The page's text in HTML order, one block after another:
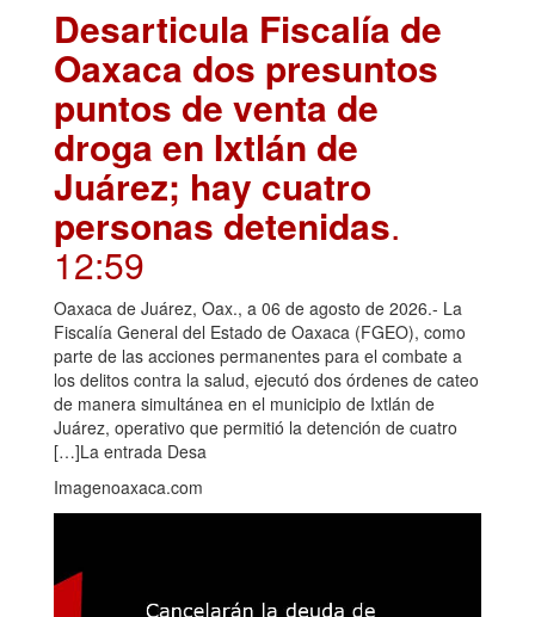
Desarticula Fiscalía de
Oaxaca dos presuntos
puntos de venta de
droga en Ixtlán de
Juárez; hay cuatro
personas detenidas.
12:59
Oaxaca de Juárez, Oax., a 06 de agosto de 2026.- La
Fiscalía General del Estado de Oaxaca (FGEO), como
parte de las acciones permanentes para el combate a
los delitos contra la salud, ejecutó dos órdenes de cateo
de manera simultánea en el municipio de Ixtlán de
Juárez, operativo que permitió la detención de cuatro
[…]La entrada Desa
Imagenoaxaca.com